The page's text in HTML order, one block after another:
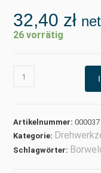
32,40 zł
26 vorrätig
Artikelnummer:000037
Kategorie:
Schlagwörter: